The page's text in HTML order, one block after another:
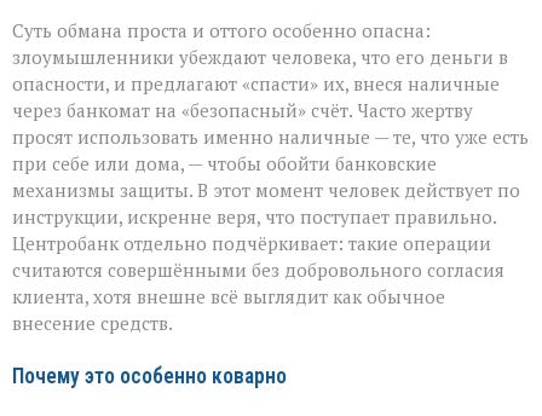
Суть обмана проста и оттого особенно опасна:
злоумышленники убеждают человека, что его деньги в
опасности, и предлагают «спасти» их, внеся наличные
через банкомат на «безопасный» счёт. Часто жертву
просят использовать именно наличные — те, что уже есть
при себе или дома, — чтобы обойти банковские
механизмы защиты. В этот момент человек действует по
инструкции, искренне веря, что поступает правильно.
Центробанк отдельно подчёркивает: такие операции
считаются совершёнными без добровольного согласия
клиента, хотя внешне всё выглядит как обычное
внесение средств.
Почему это особенно коварно